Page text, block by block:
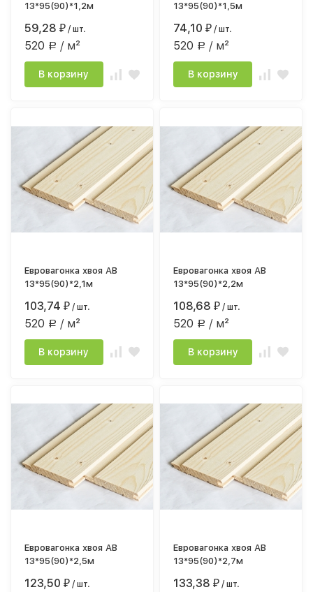
13*95(90)*1,2м
59,28₽ / шт.
520 Р / м²
В корзину
13*95(90)*1,5м
74,10₽ / шт.
520 Р / м²
В корзину
Евровагонка хвоя АВ
13*95(90)*2,1м
103,74₽ / шт.
520 Р / м²
В корзину
Евровагонка хвоя АВ
13*95(90)*2,2м
108,68₽ / шт.
520 Р / м²
В корзину
Евровагонка хвоя АВ
13*95(90)*2,5м
123,50₽ / шт.
Евровагонка хвоя АВ
13*95(90)*2,7м
133,38₽ / шт.